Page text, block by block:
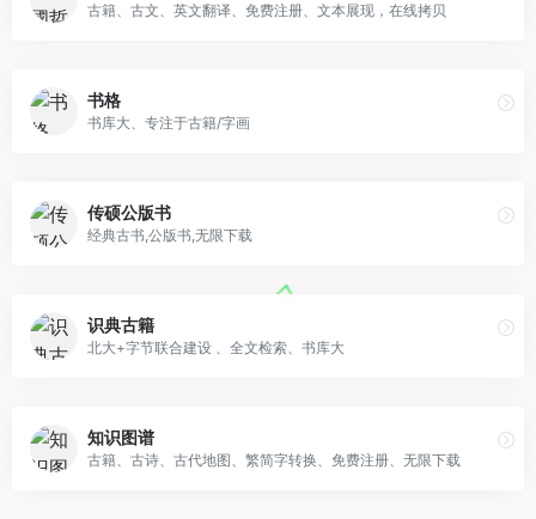
古籍、古文、英文翻译、免费注册、文本展现，在线拷贝
书格
书库大、专注于古籍/字画
传硕公版书
经典古书,公版书,无限下载
识典古籍
北大+字节联合建设 、全文检索、书库大
知识图谱
古籍、古诗、古代地图、繁简字转换、免费注册、无限下载